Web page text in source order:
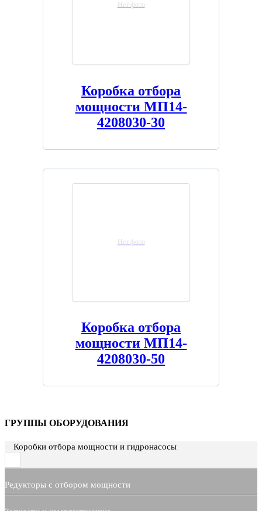
Нет фото
Коробка отбора
мощности МП14-
4208030-30
Нет фото
Коробка отбора
мощности МП14-
4208030-50
ГРУППЫ ОБОРУДОВАНИЯ
Коробки отбора мощности и гидронасосы
Редукторы с отбором мощности